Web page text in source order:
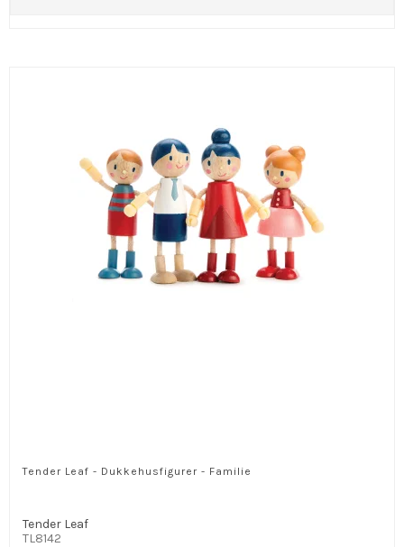
Tender Leaf - Dukkehusfigurer - Familie
Tender Leaf
TL8142